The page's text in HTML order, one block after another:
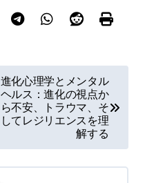
進化心理学とメンタル
ヘルス：進化の視点か
ら不安、トラウマ、そ
してレジリエンスを理
解する